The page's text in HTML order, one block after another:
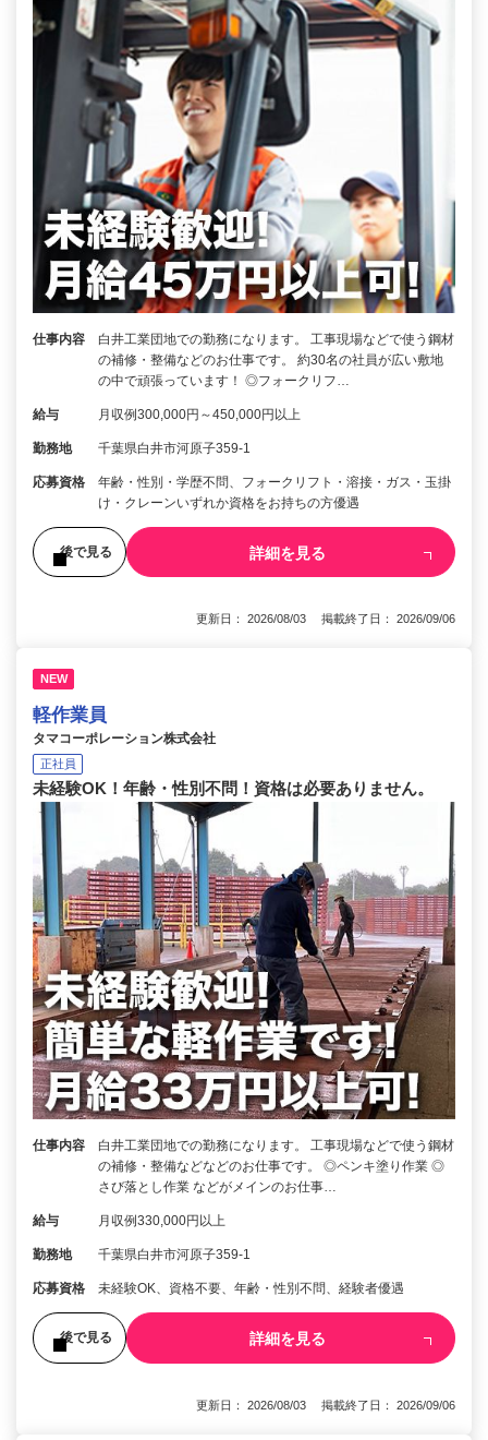
仕事内容
白井工業団地での勤務になります。 工事現場などで使う鋼材
の補修・整備などのお仕事です。 約30名の社員が広い敷地
の中で頑張っています！ ◎フォークリフ…
給与 月収例300,000円～450,000円以上
勤務地 千葉県白井市河原子359-1
応募資格
年齢・性別・学歴不問、フォークリフト・溶接・ガス・玉掛
け・クレーンいずれか資格をお持ちの方優遇
後で見る 詳細を見る
更新日： 2026/08/03 掲載終了日： 2026/09/06
NEW
軽作業員
タマコーポレーション株式会社
正社員
未経験OK！年齢・性別不問！資格は必要ありません。
仕事内容
白井工業団地での勤務になります。 工事現場などで使う鋼材
の補修・整備などなどのお仕事です。 ◎ペンキ塗り作業 ◎
さび落とし作業 などがメインのお仕事…
給与 月収例330,000円以上
勤務地 千葉県白井市河原子359-1
応募資格 未経験OK、資格不要、年齢・性別不問、経験者優遇
後で見る 詳細を見る
更新日： 2026/08/03 掲載終了日： 2026/09/06